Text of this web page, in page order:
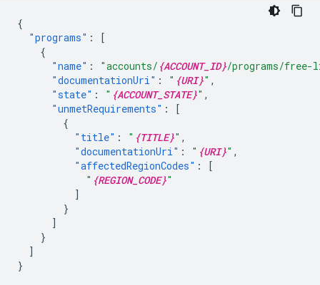
{
"programs" :
[
{
"name" : "accounts/ {ACCOUNT_ID}/programs/
"documentationUri" : " {URI}" ,
"state" : " {ACCOUNT_STATE}" ,
"unmetRequirements" :
[
{
"title" : " {TITLE}" ,
"documentationUri" : " {URI}" ,
"affectedRegionCodes" :
[
" {REGION_CODE}"
]
}
]
}
]
}